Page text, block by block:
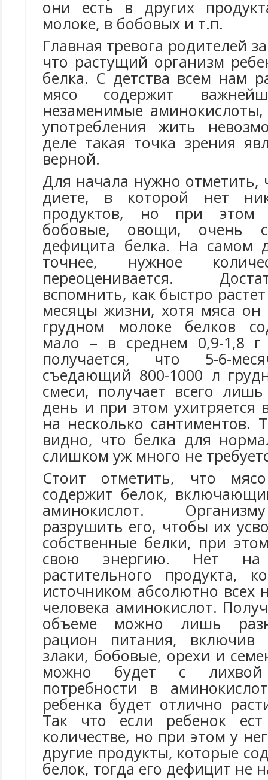
они есть в других
молоке, в бобовых и т.п.
Главная тревога родителей
что растущий организм
белка. С детства всем нам
мясо содержит
незаменимые
употребления жить
деле такая точка зрения
верной.
Для начала нужно отметить,
диете, в которой нет
продуктов, но при этом
бобовые, овощи, очень
дефицита белка. На самом
точнее, нужное
переоценивается.
вспомнить, как быстро
месяцы жизни, хотя мяса он
грудном молоке белков
мало – в среднем 0,9-1,8
получается, что 5-6-
съедающий 800-1000 л
смеси, получает всего
день и при этом ухитряется
на несколько сантиментов.
видно, что белка для
слишком уж много не
Стоит отметить, что мясо
содержит белок,
аминокислот.
разрушить его, чтобы их
собственные белки, при
свою энергию. Нет на
растительного продукта,
источником абсолютно всех
человека аминокислот.
объеме можно лишь
рацион питания,
злаки, бобовые, орехи и
можно будет с
потребности в
ребенка будет отлично
Так что если ребенок
количестве, но при этом у
другие продукты, которые
белок, тогда его дефицит не